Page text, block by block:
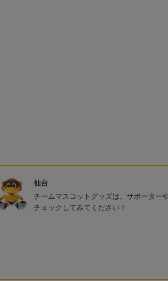
仙台
チームマスコットグッズは、サポーター
チェックしてみてください！